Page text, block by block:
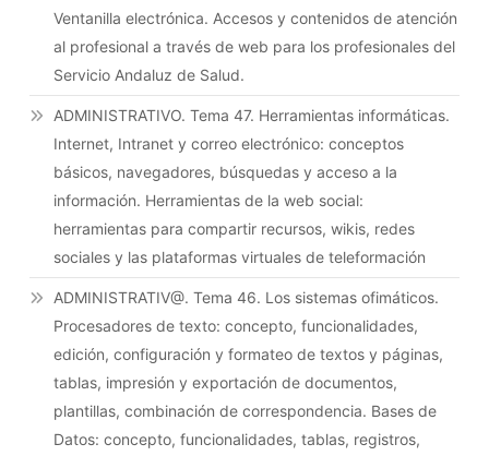
Ventanilla electrónica. Accesos y contenidos de atención
al profesional a través de web para los profesionales del
Servicio Andaluz de Salud.
ADMINISTRATIVO. Tema 47. Herramientas informáticas.
Internet, Intranet y correo electrónico: conceptos
básicos, navegadores, búsquedas y acceso a la
información. Herramientas de la web social:
herramientas para compartir recursos, wikis, redes
sociales y las plataformas virtuales de teleformación
ADMINISTRATIV@. Tema 46. Los sistemas ofimáticos.
Procesadores de texto: concepto, funcionalidades,
edición, configuración y formateo de textos y páginas,
tablas, impresión y exportación de documentos,
plantillas, combinación de correspondencia. Bases de
Datos: concepto, funcionalidades, tablas, registros,